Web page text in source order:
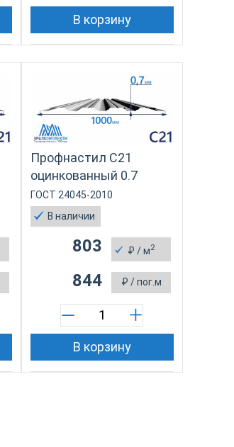
В корзину
Профнастил С21
оцинкованный 0.7
ГОСТ 24045-2010
В наличии
₽ / м2
803
₽ / пог.м
844
В корзину